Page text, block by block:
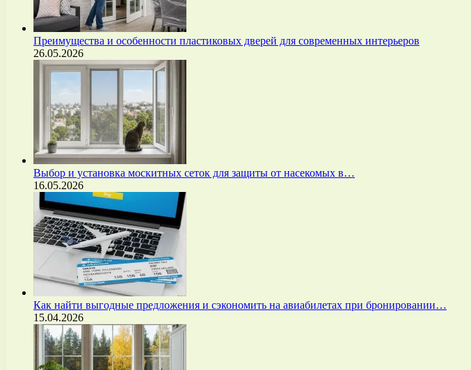
Преимущества и особенности пластиковых дверей для современных интерьеров
26.05.2026
Выбор и установка москитных сеток для защиты от насекомых в…
16.05.2026
Как найти выгодные предложения и сэкономить на авиабилетах при бронировании…
15.04.2026